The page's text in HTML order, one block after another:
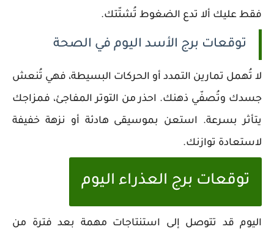
فقط عليك ألا تدع الضغوط تُشتّتك.
توقعات برج الأسد اليوم في الصحة
لا تُهمل تمارين التمدد أو الحركات البسيطة، فهي تُنعش
جسدك وتُصفّي ذهنك. احذر من التوتر المفاجئ، فمزاجك
يتأثر بسرعة. استعن بموسيقى هادئة أو نزهة خفيفة
لاستعادة توازنك.
توقعات برج العذراء اليوم
اليوم قد تتوصل إلى استنتاجات مهمة بعد فترة من